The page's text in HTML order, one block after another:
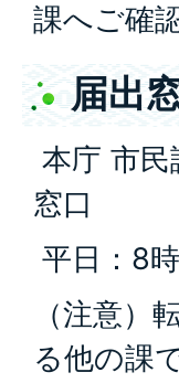
課へご確
届出
本庁 市
窓口
平日：8
（注意）
る他の課